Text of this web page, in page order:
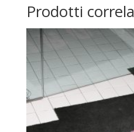
Prodotti